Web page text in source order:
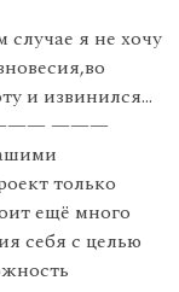
я не хочу
и извинился…
———
только
ещё много
себя с целью